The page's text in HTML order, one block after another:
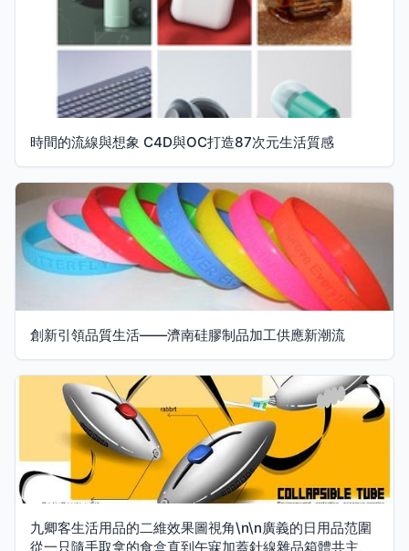
時間的流線與想象 C4D與OC打造87次元生活質感
創新引領品質生活——濟南硅膠制品加工供應新潮流
九卿客生活用品的二維效果圖視角\n\n廣義的日用品范圍
從一只隨手取拿的食盒直到午寐加蓋針線雜品箱體共主、